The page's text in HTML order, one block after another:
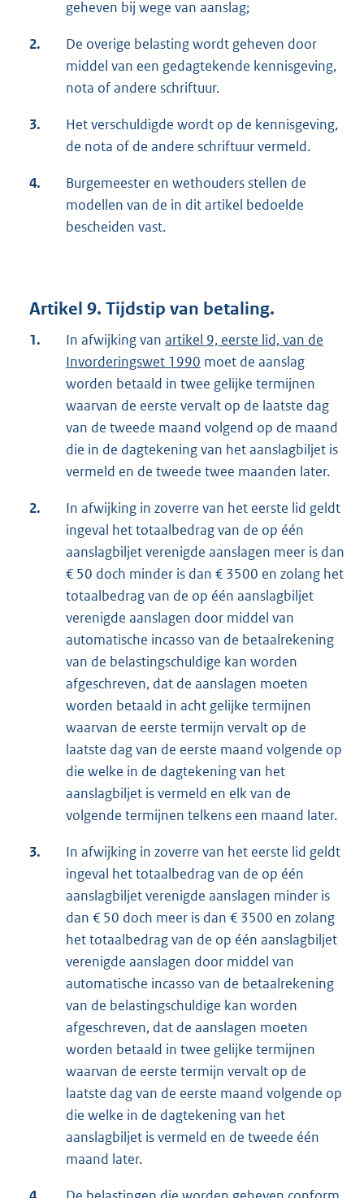
geheven bij wege van aanslag;
2.
De overige belasting wordt geheven door
middel van een gedagtekende kennisgeving,
nota of andere schriftuur.
3.
Het verschuldigde wordt op de kennisgeving,
de nota of de andere schriftuur vermeld.
4.
Burgemeester en wethouders stellen de
modellen van de in dit artikel bedoelde
bescheiden vast.
Artikel 9. Tijdstip van betaling.
1. In afwijking van artikel 9, eerste lid, van de
Invorderingswet 1990 moet de aanslag
worden betaald in twee gelijke termijnen
waarvan de eerste vervalt op de laatste dag
van de tweede maand volgend op de maand
die in de dagtekening van het aanslagbiljet is
vermeld en de tweede twee maanden later.
2.
In afwijking in zoverre van het eerste lid geldt
ingeval het totaalbedrag van de op één
aanslagbiljet verenigde aanslagen meer is dan
€ 50 doch minder is dan € 3500 en zolang het
totaalbedrag van de op één aanslagbiljet
verenigde aanslagen door middel van
automatische incasso van de betaalrekening
van de belastingschuldige kan worden
afgeschreven, dat de aanslagen moeten
worden betaald in acht gelijke termijnen
waarvan de eerste termijn vervalt op de
laatste dag van de eerste maand volgende op
die welke in de dagtekening van het
aanslagbiljet is vermeld en elk van de
volgende termijnen telkens een maand later.
3.
In afwijking in zoverre van het eerste lid geldt
ingeval het totaalbedrag van de op één
aanslagbiljet verenigde aanslagen minder is
dan € 50 doch meer is dan € 3500 en zolang
het totaalbedrag van de op één aanslagbiljet
verenigde aanslagen door middel van
automatische incasso van de betaalrekening
van de belastingschuldige kan worden
afgeschreven, dat de aanslagen moeten
worden betaald in twee gelijke termijnen
waarvan de eerste termijn vervalt op de
laatste dag van de eerste maand volgende op
die welke in de dagtekening van het
aanslagbiljet is vermeld en de tweede één
maand later.